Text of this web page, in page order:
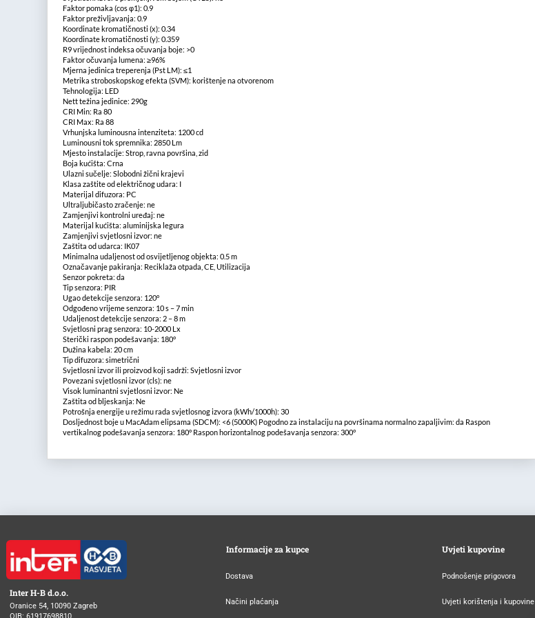
Faktor pomaka (cos φ1): 0.9
Faktor preživljavanja: 0.9
Koordinate kromatičnosti (х): 0.34
Koordinate kromatičnosti (y): 0.359
R9 vrijednost indeksa očuvanja boje: >0
Faktor očuvanja lumena: ≥96%
Mjerna jedinica treperenja (Pst LM): ≤1
Metrika stroboskopskog efekta (SVM): korištenje na otvorenom
Tehnologija: LED
Nett težina jedinice: 290g
CRI Min: Ra 80
CRI Max: Ra 88
Vrhunjska luminousna intenziteta: 1200 cd
Luminousni tok spremnika: 2850 Lm
Mjesto instalacije: Strop, ravna površina, zid
Boja kućišta: Crna
Ulazni sučelje: Slobodni žični krajevi
Klasa zaštite od električnog udara: I
Materijal difuzora: PC
Ultraljubičasto zračenje: ne
Zamjenjivi kontrolni uređaj: ne
Materijal kućišta: aluminijska legura
Zamjenjivi svjetlosni izvor: ne
Zaštita od udarca: IK07
Minimalna udaljenost od osvijetljenog objekta: 0.5 m
Označavanje pakiranja: Reciklaža otpada, CE, Utilizacija
Senzor pokreta: da
Tip senzora: PIR
Ugao detekcije senzora: 120°
Odgođeno vrijeme senzora: 10 s – 7 min
Udaljenost detekcije senzora: 2 – 8 m
Svjetlosni prag senzora: 10-2000 Lx
Sterički raspon podešavanja: 180°
Dužina kabela: 20 cm
Tip difuzora: simetrični
Svjetlosni izvor ili proizvod koji sadrži: Svjetlosni izvor
Povezani svjetlosni izvor (cls): ne
Visok luminantni svjetlosni izvor: Ne
Zaštita od bljeskanja: Ne
Potrošnja energije u režimu rada svjetlosnog izvora (kWh/1000h): 30
Dosljednost boje u MacAdam elipsama (SDCM): <6 (5000K) Pogodno za instalaciju na površinama normalno zapaljivim: da Raspon
vertikalnog podešavanja senzora: 180° Raspon horizontalnog podešavanja senzora: 300°
Inter H-B d.o.o.
Oranice 54, 10090 Zagreb
OIB: 61917698810
Informacije za kupce
Dostava
Načini plaćanja
Uvjeti kupovine
Podnošenje prigovora
Uvjeti korištenja i kupovine